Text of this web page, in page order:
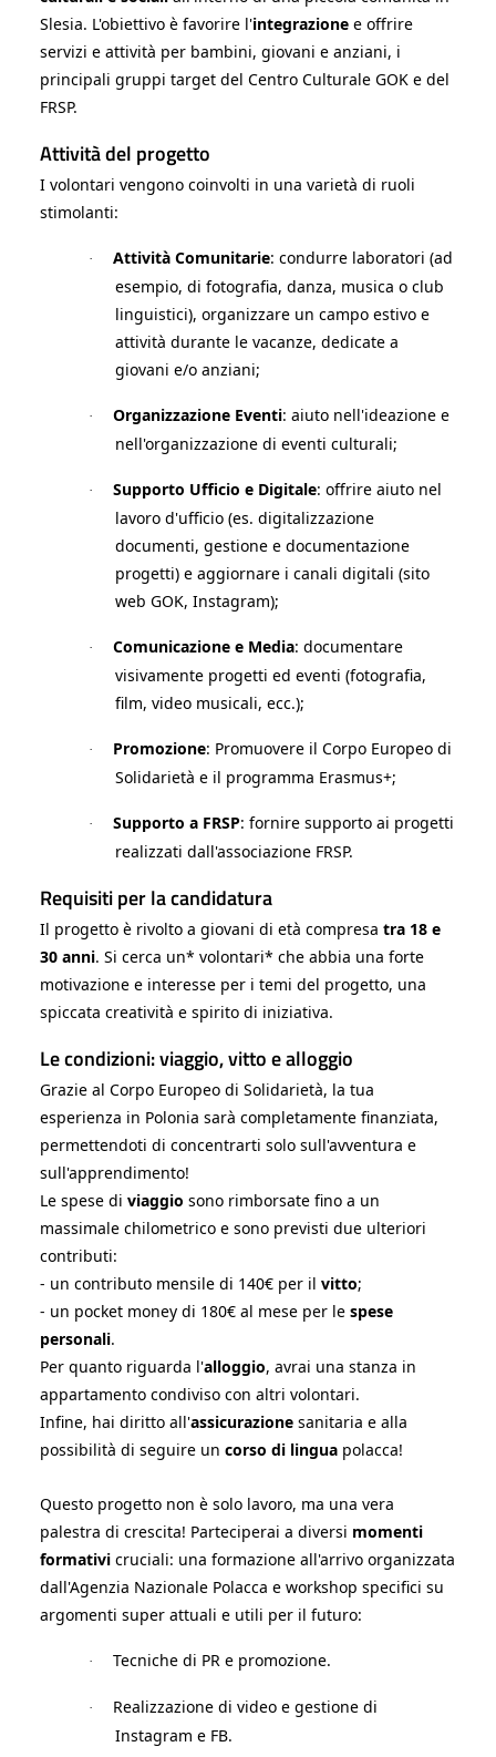
Slesia. L'obiettivo è favorire l'integrazione e offrire
servizi e attività per bambini, giovani e anziani, i
principali gruppi target del Centro Culturale GOK e del
FRSP.
Attività del progetto
I volontari vengono coinvolti in una varietà di ruoli
stimolanti:
· Attività Comunitarie: condurre laboratori (ad
esempio, di fotografia, danza, musica o club
linguistici), organizzare un campo estivo e
attività durante le vacanze, dedicate a
giovani e/o anziani;
· Organizzazione Eventi: aiuto nell'ideazione e
nell'organizzazione di eventi culturali;
· Supporto Ufficio e Digitale: offrire aiuto nel
lavoro d'ufficio (es. digitalizzazione
documenti, gestione e documentazione
progetti) e aggiornare i canali digitali (sito
web GOK, Instagram);
· Comunicazione e Media: documentare
visivamente progetti ed eventi (fotografia,
film, video musicali, ecc.);
· Promozione: Promuovere il Corpo Europeo di
Solidarietà e il programma Erasmus+;
· Supporto a FRSP: fornire supporto ai progetti
realizzati dall'associazione FRSP.
Requisiti per la candidatura
Il progetto è rivolto a giovani di età compresa tra 18 e
30 anni. Si cerca un* volontari* che abbia una forte
motivazione e interesse per i temi del progetto, una
spiccata creatività e spirito di iniziativa.
Le condizioni: viaggio, vitto e alloggio
Grazie al Corpo Europeo di Solidarietà, la tua
esperienza in Polonia sarà completamente finanziata,
permettendoti di concentrarti solo sull'avventura e
sull'apprendimento!
Le spese di viaggio sono rimborsate fino a un
massimale chilometrico e sono previsti due ulteriori
contributi:
- un contributo mensile di 140€ per il vitto;
- un pocket money di 180€ al mese per le spese
personali.
Per quanto riguarda l'alloggio, avrai una stanza in
appartamento condiviso con altri volontari.
Infine, hai diritto all'assicurazione sanitaria e alla
possibilità di seguire un corso di lingua polacca!
Questo progetto non è solo lavoro, ma una vera
palestra di crescita! Parteciperai a diversi momenti
formativi cruciali: una formazione all'arrivo organizzata
dall'Agenzia Nazionale Polacca e workshop specifici su
argomenti super attuali e utili per il futuro:
· Tecniche di PR e promozione.
·
Realizzazione di video e gestione di
Instagram e FB.